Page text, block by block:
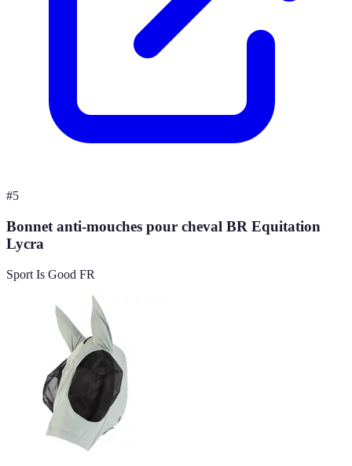
#5
Bonnet anti-mouches pour cheval BR Equitation
Lycra
Sport Is Good FR